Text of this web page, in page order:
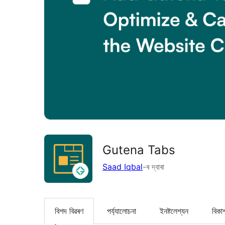
Gutena Tabs
Saad Iqbal-ৰ দ্বাৰা
বিশদ বিৱৰণ পৰ্য্যালোচনা ইনষ্টলেশ্যন